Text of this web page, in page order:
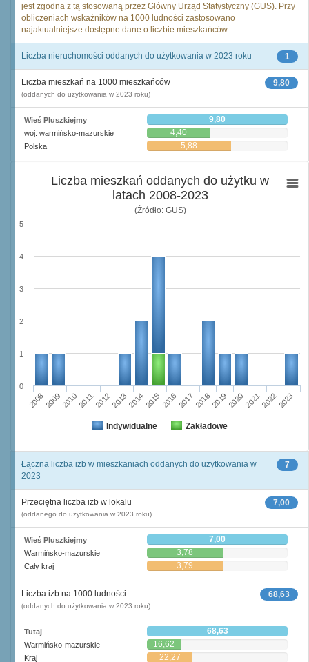
jest zgodna z tą stosowaną przez Główny Urząd Statystyczny (GUS). Przy
obliczeniach wskaźników na 1000 ludności zastosowano
najaktualniejsze dostępne dane o liczbie mieszkańców.
1
Liczba nieruchomości oddanych do użytkowania w 2023 roku
9,80
Liczba mieszkań na 1000 mieszkańców
(oddanych do użytkowania w 2023 roku)
Wieś Pluszkiejmy 9,80
woj. warmińsko-mazurskie 4,40
Polska 5,88
Liczba mieszkań oddanych do użytku w
latach 2008-2023
(Źródło: GUS)
Indywidualne Zakładowe
2008200920102011201220132014201520162017201820192020202120222023
0
1
2
3
4
5
7
Łączna liczba izb w mieszkaniach oddanych do użytkowania w
2023
7,00
Przeciętna liczba izb w lokalu
(oddanego do użytkowania w 2023 roku)
Wieś Pluszkiejmy 7,00
Warmińsko-mazurskie 3,78
Cały kraj 3,79
68,63
Liczba izb na 1000 ludności
(oddanych do użytkowania w 2023 roku)
Tutaj 68,63
Warmińsko-mazurskie 16,62
Kraj 22,27